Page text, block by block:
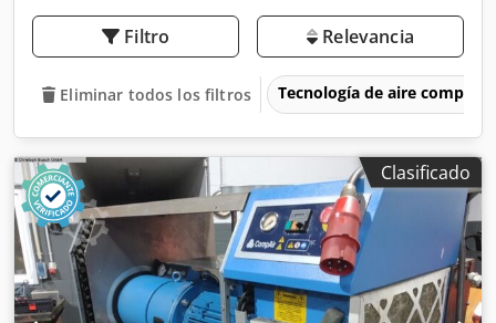
Filtro Relevancia
Eliminar todos los filtros Tecnología de aire
Clasificado